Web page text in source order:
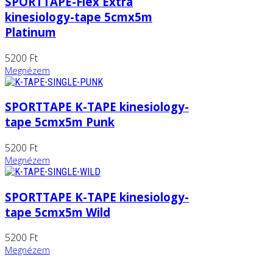
kinesiology-tape 5cmx5m
Platinum
5200 Ft
Megnézem
SPORTTAPE K-TAPE kinesiology-
tape 5cmx5m Punk
5200 Ft
Megnézem
SPORTTAPE K-TAPE kinesiology-
tape 5cmx5m Wild
5200 Ft
Megnézem